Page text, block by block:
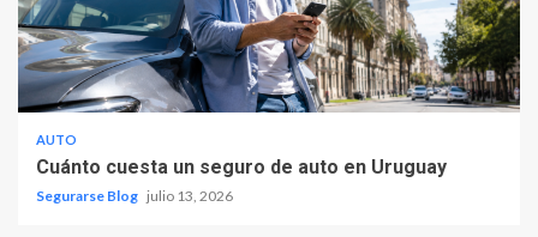
AUTO
Cuánto cuesta un seguro de auto en Uruguay
Segurarse Blog julio 13, 2026